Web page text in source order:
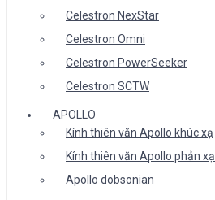
Celestron NexStar
Celestron Omni
Celestron PowerSeeker
Celestron SCTW
APOLLO
Kính thiên văn Apollo khúc xạ
Kính thiên văn Apollo phản xạ
Apollo dobsonian